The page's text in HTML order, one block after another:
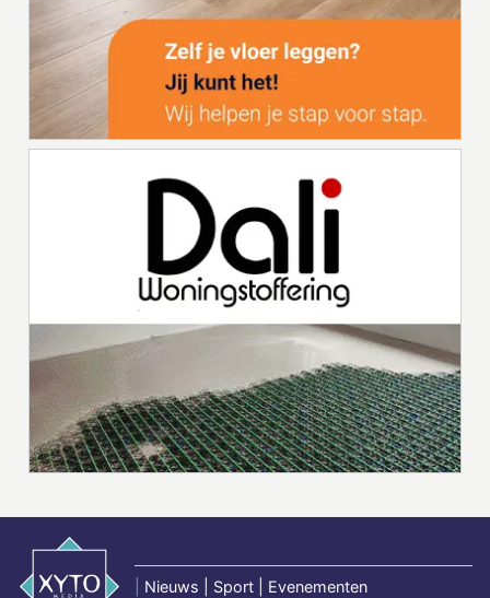
Nieuws | Sport | Evenementen